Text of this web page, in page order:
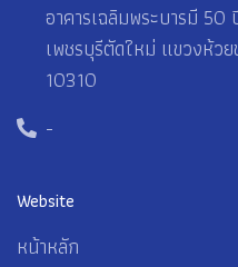
อาคารเฉลิมพระบารมี
เพชรบุรีตัดใหม่ แขวงห้ว
10310
-
Website
หน้าหลัก